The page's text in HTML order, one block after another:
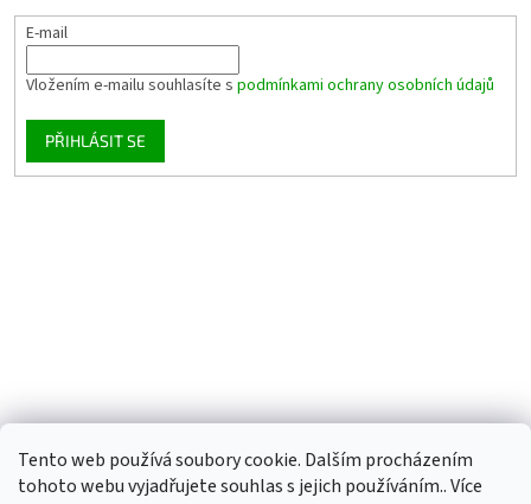
Tento web používá soubory cookie. Dalším procházením
tohoto webu vyjadřujete souhlas s jejich používáním.. Více
E-mail
Vložením e-mailu souhlasíte s podmínkami ochrany osobních údajů
PŘIHLÁSIT SE